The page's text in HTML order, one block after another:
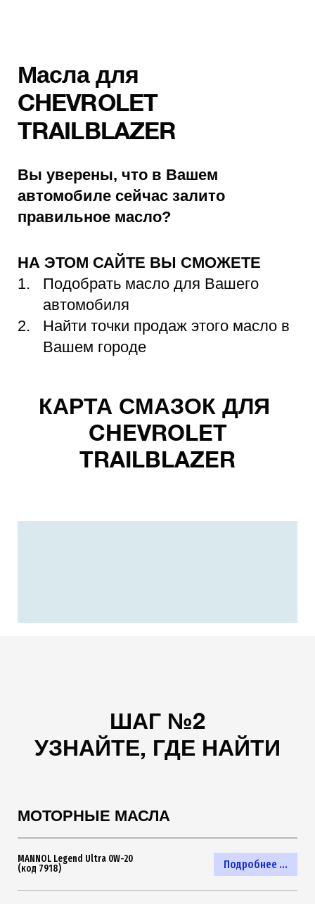
Масла для
CHEVROLET
TRAILBLAZER
Вы уверены, что в Вашем
автомобиле сейчас залито
правильное масло?
НА ЭТОМ САЙТЕ ВЫ СМОЖЕТЕ
Подобрать масло для Вашего
автомобиля
Найти точки продаж этого масло в
Вашем городе
КАРТА СМАЗОК ДЛЯ
CHEVROLET
TRAILBLAZER
ШАГ №2
УЗНАЙТЕ, ГДЕ НАЙТИ
МОТОРНЫЕ МАСЛА
Подробнее ...
MANNOL Legend Ultra 0W-20
(код 7918)